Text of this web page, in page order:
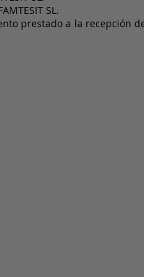
SL.
prestado a la recepción